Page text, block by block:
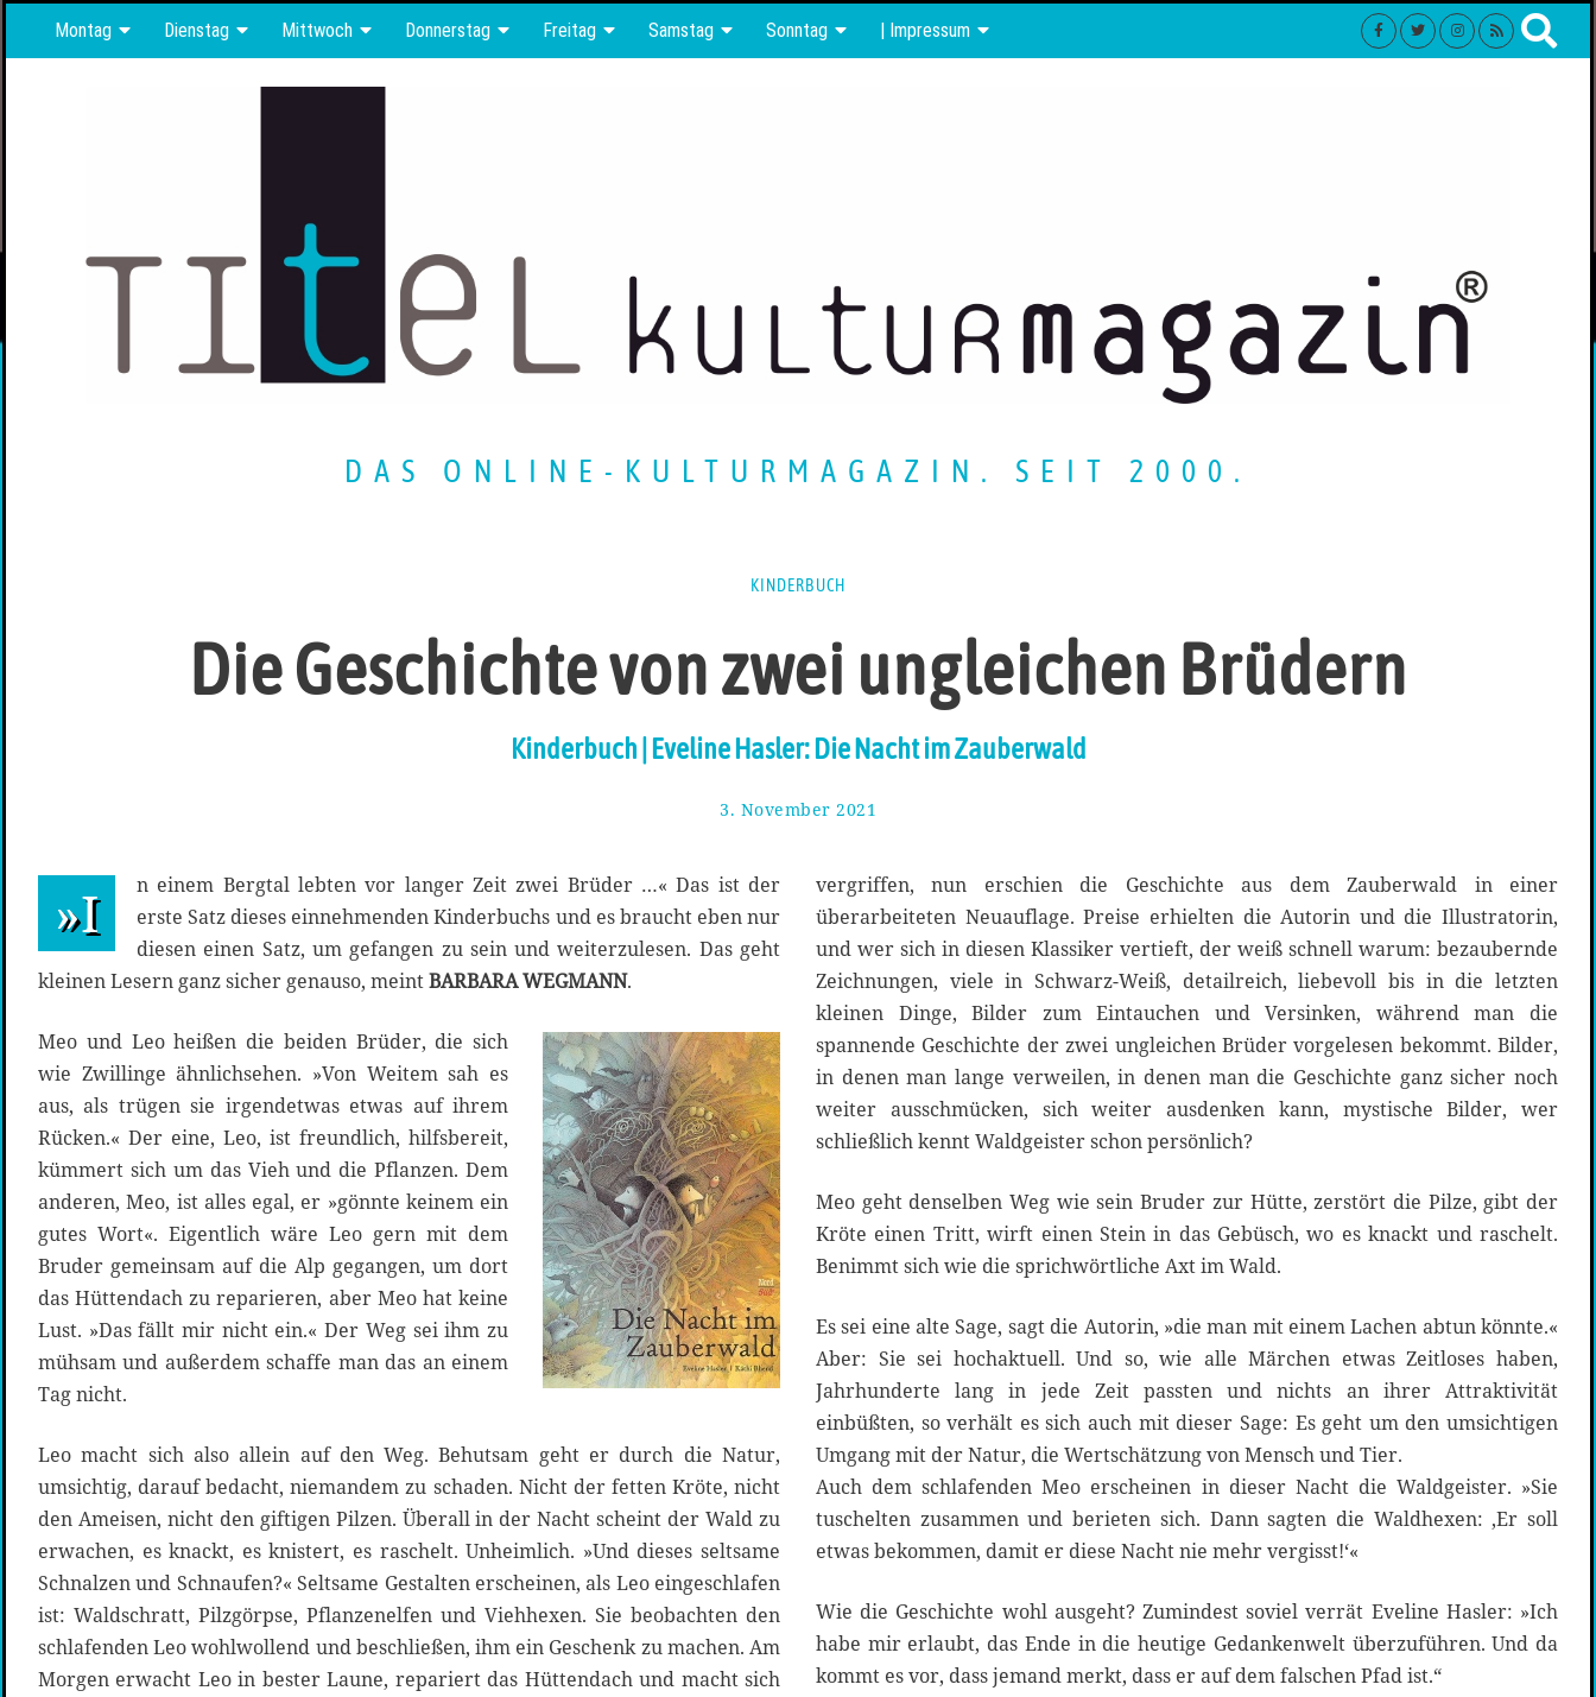
Montag Dienstag Mittwoch Donnerstag Freitag Samstag Sonntag | Impressum
DAS ONLINE-KULTURMAGAZIN. SEIT 2000.
KINDERBUCH
Die Geschichte von zwei ungleichen Brüdern
Kinderbuch | Eveline Hasler: Die Nacht im Zauberwald
3. November 2021
N
o
v
e
m
e
r
2
1
»I
n einem Bergtal lebten vor langer Zeit zwei Brüder …« Das ist der
erste Satz dieses einnehmenden Kinderbuchs und es braucht eben nur
diesen einen Satz, um gefangen zu sein und weiterzulesen. Das geht
kleinen Lesern ganz sicher genauso, meintBARBARA WEGMANN.
Meo und Leo heißen die beiden Brüder, die sich
wie Zwillinge ähnlichsehen. »Von Weitem sah es
aus, als trügen sie irgendetwas etwas auf ihrem
Rücken.« Der eine, Leo, ist freundlich, hilfsbereit,
kümmert sich um das Vieh und die Pflanzen. Dem
anderen, Meo, ist alles egal, er »gönnte keinem ein
gutes Wort«. Eigentlich wäre Leo gern mit dem
Bruder gemeinsam auf die Alp gegangen, um dort
das Hüttendach zu reparieren, aber Meo hat keine
Lust. »Das fällt mir nicht ein.« Der Weg sei ihm zu
mühsam und außerdem schaffe man das an einem
Tag nicht.
Leo macht sich also allein auf den Weg. Behutsam geht er durch die Natur,
umsichtig, darauf bedacht, niemandem zu schaden. Nicht der fetten Kröte, nicht
den Ameisen, nicht den giftigen Pilzen. Überall in der Nacht scheint der Wald zu
erwachen, es knackt, es knistert, es raschelt. Unheimlich. »Und dieses seltsame
Schnalzen und Schnaufen?« Seltsame Gestalten erscheinen, als Leo eingeschlafen
ist: Waldschratt, Pilzgörpse, Pflanzenelfen und Viehhexen. Sie beobachten den
schlafenden Leo wohlwollend und beschließen, ihm ein Geschenk zu machen. Am
Morgen erwacht Leo in bester Laune, repariert das Hüttendach und macht sich
vergriffen, nun erschien die Geschichte aus dem Zauberwald in einer
überarbeiteten Neuauflage. Preise erhielten die Autorin und die Illustratorin,
und wer sich in diesen Klassiker vertieft, der weiß schnell warum: bezaubernde
Zeichnungen, viele in Schwarz-Weiß, detailreich, liebevoll bis in die letzten
kleinen Dinge, Bilder zum Eintauchen und Versinken, während man die
spannende Geschichte der zwei ungleichen Brüder vorgelesen bekommt. Bilder,
in denen man lange verweilen, in denen man die Geschichte ganz sicher noch
weiter ausschmücken, sich weiter ausdenken kann, mystische Bilder, wer
schließlich kennt Waldgeister schon persönlich?
Meo geht denselben Weg wie sein Bruder zur Hütte, zerstört die Pilze, gibt der
Kröte einen Tritt, wirft einen Stein in das Gebüsch, wo es knackt und raschelt.
Benimmt sich wie die sprichwörtliche Axt im Wald.
Es sei eine alte Sage, sagt die Autorin, »die man mit einem Lachen abtun könnte.«
Aber: Sie sei hochaktuell. Und so, wie alle Märchen etwas Zeitloses haben,
Jahrhunderte lang in jede Zeit passten und nichts an ihrer Attraktivität
einbüßten, so verhält es sich auch mit dieser Sage: Es geht um den umsichtigen
Umgang mit der Natur, die Wertschätzung von Mensch und Tier.
Auch dem schlafenden Meo erscheinen in dieser Nacht die Waldgeister. »Sie
tuschelten zusammen und berieten sich. Dann sagten die Waldhexen: ‚Er soll
etwas bekommen, damit er diese Nacht nie mehr vergisst!‘«
Wie die Geschichte wohl ausgeht? Zumindest soviel verrät Eveline Hasler: »Ich
habe mir erlaubt, das Ende in die heutige Gedankenwelt überzuführen. Und da
kommt es vor, dass jemand merkt, dass er auf dem falschen Pfad ist.“